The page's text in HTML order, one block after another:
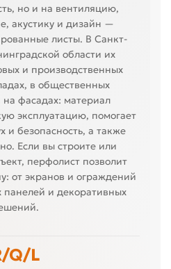
но и на вентиляцию,
акустику и дизайн —
листы. В Санкт-
области их
и производственных
в общественных
на фасадах: материал
эксплуатацию, помогает
и безопасность, а также
Если вы строите или
перфолист позволит
от экранов и ограждений
и декоративных
Q/L